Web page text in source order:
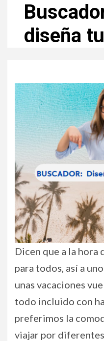
diseña
Dicen que a la hora
para todos, así a
unas vacaciones
todo incluido con
preferimos la
viajar por